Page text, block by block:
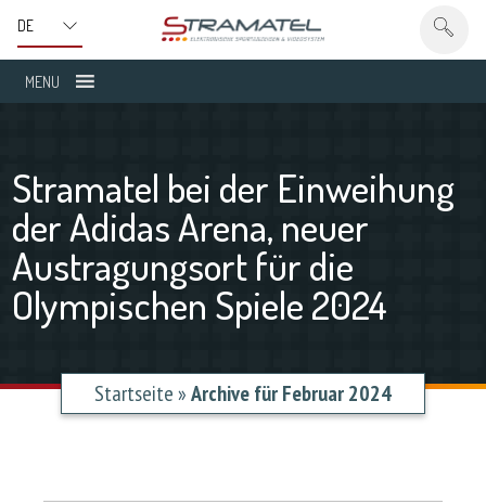
MENU
Stramatel bei der Einweihung
der Adidas Arena, neuer
Austragungsort für die
Olympischen Spiele 2024
Startseite»Archive für Februar 2024